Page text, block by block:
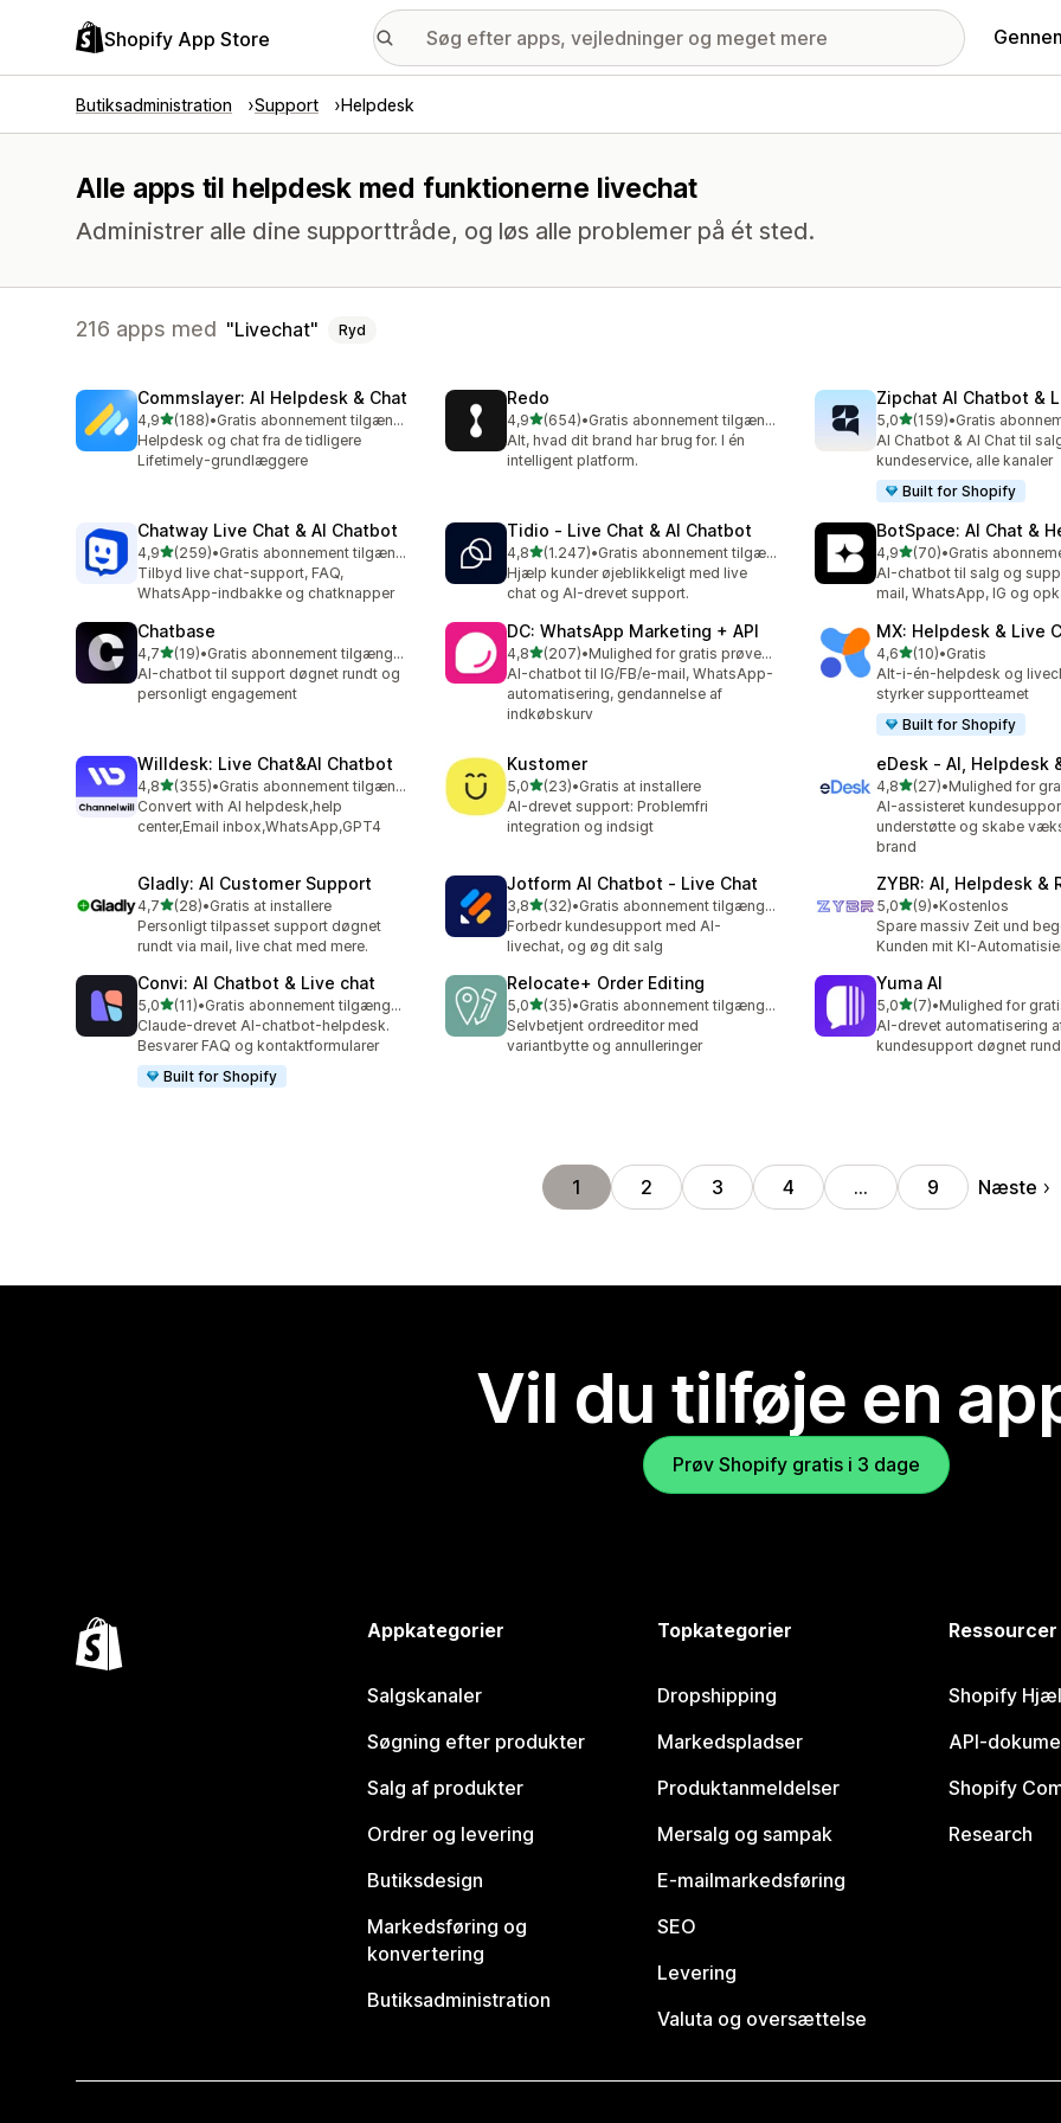
Shopify App Store
Butiksadministration Support Helpdesk
Alle apps til helpdesk med funktionerne livechat
Administrer alle dine supporttråde, og løs alle problemer på ét sted.
216 apps med Livechat Ryd
Commslayer: AI Helpdesk & Chat
4,9ud af 5 stjerner
(188)
188 anmeldelser i alt
•
Gratis abonnement tilgængeligt
Helpdesk og chat fra de tidligere
Lifetimely-grundlæggere
Redo
4,9ud af 5 stjerner
(654)
654 anmeldelser i alt
•
Gratis abonnement tilgængeligt
Alt, hvad dit brand har brug for. I én
intelligent platform.
Zipchat AI Chatbot &
5,0ud af 5 stjerner
(159)
159 anmeldelser i alt
•
AI Chatbot & AI Chat til
kundeservice, alle kanaler
Built for Shopify
Chatway Live Chat & AI Chatbot
4,9ud af 5 stjerner
(259)
259 anmeldelser i alt
•
Gratis abonnement tilgængeligt
Tilbyd live chat-support, FAQ,
WhatsApp-indbakke og chatknapper
Tidio ‑ Live Chat & AI Chatbot
4,8ud af 5 stjerner
(1.247)
1247 anmeldelser i alt
•
Gratis abonnement tilgængeligt
Hjælp kunder øjeblikkeligt med live
chat og AI-drevet support.
BotSpace: AI Chat &
4,9ud af 5 stjerner
(70)
70 anmeldelser i alt
•
AI-chatbot til salg og
mail, WhatsApp, IG og
Chatbase
4,7ud af 5 stjerner
(19)
19 anmeldelser i alt
•
Gratis abonnement tilgængeligt
AI-chatbot til support døgnet rundt og
personligt engagement
DC: WhatsApp Marketing + API
4,8ud af 5 stjerner
(207)
207 anmeldelser i alt
•
Mulighed for gratis prøveperiode
AI-chatbot til IG/FB/e-mail, WhatsApp-
automatisering, gendannelse af
indkøbskurv
MX: Helpdesk & Live
4,6ud af 5 stjerner
(10)
10 anmeldelser i alt
•Gratis
Alt-i-én-helpdesk og
styrker supportteamet
Built for Shopify
Willdesk: Live Chat&AI Chatbot
4,8ud af 5 stjerner
(355)
355 anmeldelser i alt
•
Gratis abonnement tilgængeligt
Convert with AI helpdesk,help
center,Email inbox,WhatsApp,GPT4
Kustomer
5,0ud af 5 stjerner
(23)
23 anmeldelser i alt
•Gratis at installere
AI-drevet support: Problemfri
integration og indsigt
eDesk ‑ AI, Helpdesk
4,8ud af 5 stjerner
(27)
27 anmeldelser i alt
•
AI-assisteret
understøtte og skabe
brand
Gladly: AI Customer Support
4,7ud af 5 stjerner
(28)
28 anmeldelser i alt
•Gratis at installere
Personligt tilpasset support døgnet
rundt via mail, live chat med mere.
Jotform AI Chatbot ‑ Live Chat
3,8ud af 5 stjerner
(32)
32 anmeldelser i alt
•
Gratis abonnement tilgængeligt
Forbedr kundesupport med AI-
livechat, og øg dit salg
ZYBR: AI, Helpdesk &
5,0ud af 5 stjerner
(9)
9 anmeldelser i alt
•Kostenlos
Spare massiv Zeit und
Kunden mit KI-
Convi: AI Chatbot & Live chat
5,0ud af 5 stjerner
(11)
11 anmeldelser i alt
•
Gratis abonnement tilgængeligt
Claude-drevet AI-chatbot-helpdesk.
Besvarer FAQ og kontaktformularer
Built for Shopify
Relocate+ Order Editing
5,0ud af 5 stjerner
(35)
35 anmeldelser i alt
•
Gratis abonnement tilgængeligt
Selvbetjent ordreeditor med
variantbytte og annulleringer
Yuma AI
5,0ud af 5 stjerner
(7)
7 anmeldelser i alt
•
AI-drevet automatisering
kundesupport døgnet
1 2 3 4 … 9 Næste
Vil du tilføje en
Prøv Shopify gratis i 3 dage
Appkategorier
Salgskanaler
Søgning efter produkter
Salg af produkter
Ordrer og levering
Butiksdesign
Markedsføring og
konvertering
Butiksadministration
Topkategorier
Dropshipping
Markedspladser
Produktanmeldelser
Mersalg og sampak
E-mailmarkedsføring
SEO
Levering
Valuta og oversættelse
Ressourcer
Shopify
API-
Shopify
Research